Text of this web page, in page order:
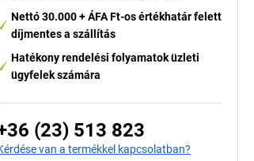
Nettó 30.000 + ÁFA Ft-os értékhatár felett
díjmentes a szállítás
Hatékony rendelési folyamatok üzleti
ügyfelek számára
(23) 513 823
van a termékkel kapcsolatban?